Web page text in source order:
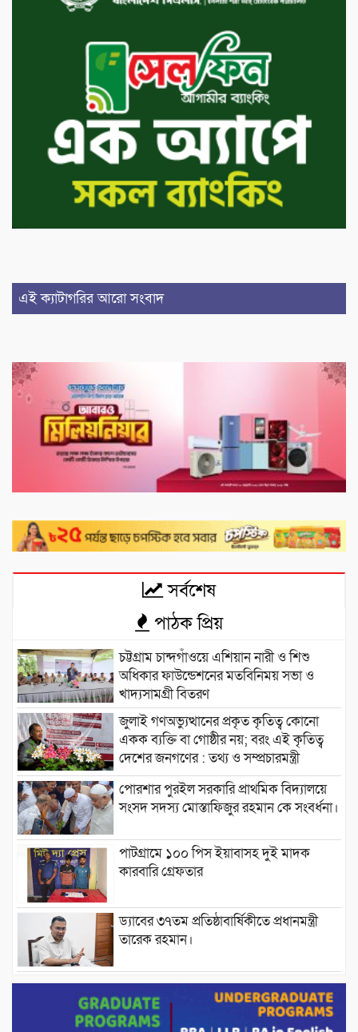
এই ক্যাটাগরির আরো সংবাদ
সর্বশেষ
পাঠক প্রিয়
চট্টগ্রাম চান্দগাঁওয়ে এশিয়ান নারী ও শিশু
অধিকার ফাউন্ডেশনের মতবিনিময় সভা ও
খাদ্যসামগ্রী বিতরণ
জুলাই গণঅভ্যুত্থানের প্রকৃত কৃতিত্ব কোনো
একক ব্যক্তি বা গোষ্ঠীর নয়; বরং এই কৃতিত্ব
দেশের জনগণের : তথ্য ও সম্প্রচারমন্ত্রী
পোরশার পুরইল সরকারি প্রাথমিক বিদ্যালয়ে
সংসদ সদস্য মোস্তাফিজুর রহমান কে সংবর্ধনা।
পাটগ্রামে ১০০ পিস ইয়াবাসহ দুই মাদক
কারবারি গ্রেফতার
ড্যাবের ৩৭তম প্রতিষ্ঠাবার্ষিকীতে প্রধানমন্ত্রী
তারেক রহমান।
চন্দনাইশের হাশিমপুর ৪ নং ওয়ার্ডে ৫’শতাধিক
হতদরিদ্র পরিবারের মাঝে খাদ্যসামগ্রী বিতরণ
করেন মনজুর মোরশেদ